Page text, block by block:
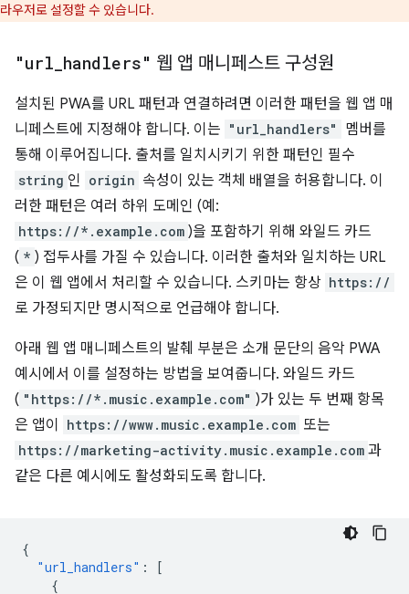
라우저로 설정할 수 있습니다.
"url handlers" 웹 앱 매니페스트 구성원
설치된 PWA를 URL 패턴과 연결하려면 이러한 패턴을 웹 앱 매
니페스트에 지정해야 합니다. 이는 "url_handlers"
멤버를
통해 이루어집니다. 출처를 일치시키기 위한 패턴인 필수
string 인 origin 속성이 있는 객체 배열을 허용합니다. 이
러한 패턴은 여러 하위 도메인 (예:
https://*.example.com )을 포함하기 위해 와일드 카드
( * ) 접두사를 가질 수 있습니다. 이러한 출처와 일치하는 URL
은 이 웹 앱에서 처리할 수 있습니다. 스키마는 항상 https://
로 가정되지만 명시적으로 언급해야 합니다.
아래 웹 앱 매니페스트의 발췌 부분은 소개 문단의 음악 PWA
예시에서 이를 설정하는 방법을 보여줍니다. 와일드 카드
( "https://*.music.example.com" )가 있는 두 번째 항목
은 앱이
https://www.music.example.com 또는
https://marketing-activity.music.example.com 과
같은 다른 예시에도 활성화되도록 합니다.
{
"url_handlers" :
[
{